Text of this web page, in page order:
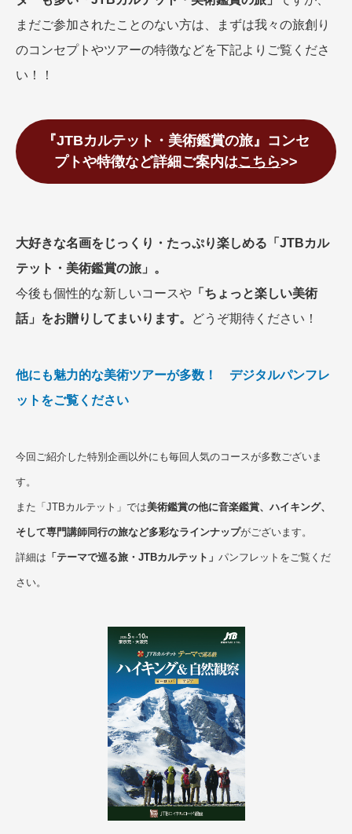
まだご参加されたことのない方は、まずは我々の旅創り
のコンセプトやツアーの特徴などを下記よりご覧くださ
い！！
『JTBカルテット・美術鑑賞の旅』コンセ
プトや特徴など詳細ご案内はこちら>>
大好きな名画をじっくり・たっぷり楽しめる「JTBカル
テット・美術鑑賞の旅」。
今後も個性的な新しいコースや 「ちょっと楽しい美術
話」をお贈りしてまいります。
どうぞ期待ください！
他にも魅力的な美術ツアーが多数！ デジタルパンフレ
ットをご覧ください
今回ご紹介した特別企画以外にも毎回人気のコースが多数ございま
す。
また「JTBカルテット」では美術鑑賞の他に音楽鑑賞、ハイキング、
そして専門講師同行の旅など多彩なラインナップがございます。
詳細は 「テーマで巡る旅・JTBカルテット」 パンフレットをご覧くだ
さい。